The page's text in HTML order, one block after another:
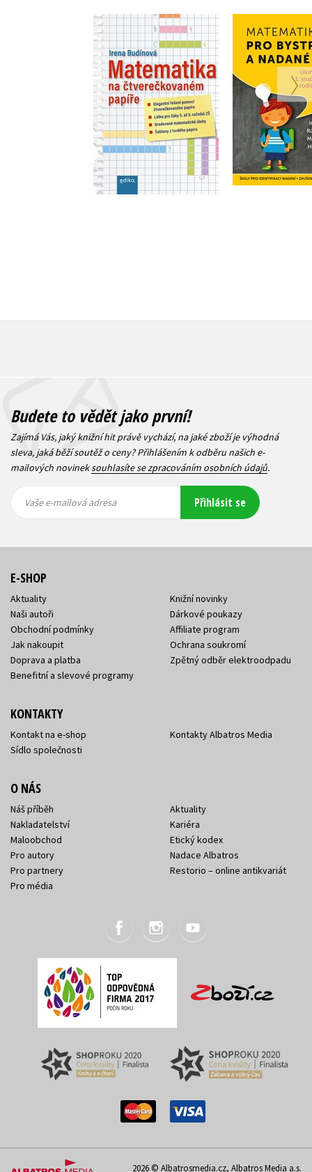
Matematika na
čtverečkovaném
papíře
Irena Budínová
Do košíku
269 Kč
215 Kč
bystré a
Irena
,
Růžena
Milena
,
Helena
Budete to vědět jako první!
Zajímá Vás, jaký knižní hit právě vychází, na jaké zboží je výhodná
sleva, jaká běží soutěž o ceny? Přihlášením k odběru našich e-
mailových novineksouhlasíte se zpracováním osobních údajů.
mailová
mailová
Vaše e-mailová adresa Přihlásit se
E-SHOP
Aktuality
Naši autoři
Obchodní podmínky
Jak nakoupit
Doprava a platba
Benefitní a slevové programy
Knižní novinky
Dárkové poukazy
Affiliate program
Ochrana soukromí
Zpětný odběr elektroodpadu
KONTAKTY
Kontakt na e-shop
Sídlo společnosti
Kontakty Albatros Media
O NÁS
Náš příběh
Nakladatelství
Maloobchod
Pro autory
Pro partnery
Pro média
Aktuality
Kariéra
Etický kodex
Nadace Albatros
Restorio – online antikvariát
2026 © Albatrosmedia.cz, Albatros Media a.s.